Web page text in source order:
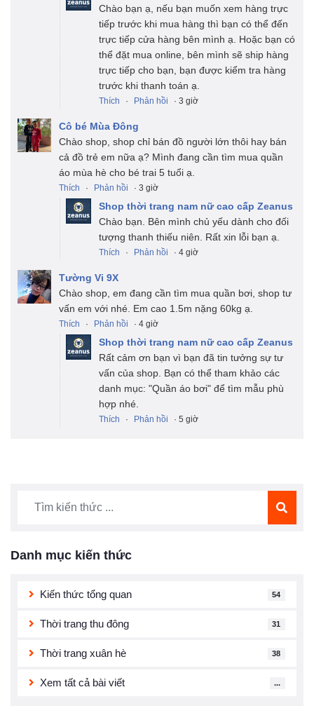
Chào bạn ạ, nếu bạn muốn xem hàng trực
tiếp trước khi mua hàng thì bạn có thể đến
trực tiếp cửa hàng bên mình ạ. Hoặc bạn có
thể đặt mua online, bên mình sẽ ship hàng
trực tiếp cho bạn, bạn được kiểm tra hàng
trước khi thanh toán ạ.
Thích · Phản hồi · 3 giờ
Cô bé Mùa Đông
Chào shop, shop chỉ bán đồ người lớn thôi hay bán
cả đồ trẻ em nữa ạ? Mình đang cần tìm mua quần
áo mùa hè cho bé trai 5 tuổi ạ.
Thích · Phản hồi · 3 giờ
Shop thời trang nam nữ cao cấp Zeanus
Chào bạn. Bên mình chủ yếu dành cho đối
tượng thanh thiếu niên. Rất xin lỗi bạn ạ.
Thích · Phản hồi · 4 giờ
Tường Vi 9X
Chào shop, em đang cần tìm mua quần bơi, shop tư
vấn em với nhé. Em cao 1.5m nặng 60kg ạ.
Thích · Phản hồi · 4 giờ
Shop thời trang nam nữ cao cấp Zeanus
Rất cảm ơn bạn vì bạn đã tin tưởng sự tư
vấn của shop. Bạn có thể tham khảo các
danh mục: "Quần áo bơi" để tìm mẫu phù
hợp nhé.
Thích · Phản hồi · 5 giờ
Danh mục kiến thức
Kiến thức tổng quan 54
Thời trang thu đông 31
Thời trang xuân hè 38
Xem tất cả bài viết ...